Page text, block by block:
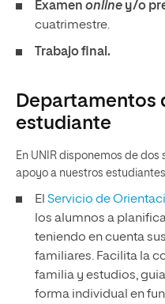
Examen online y/o
cuatrimestre.
Trabajo final.
Departamentos
estudiante
En UNIR disponemos de
apoyo a nuestros
El Servicio de
los alumnos a
teniendo en cuenta
familiares. Facilita la
familia y estudios,
forma individual en